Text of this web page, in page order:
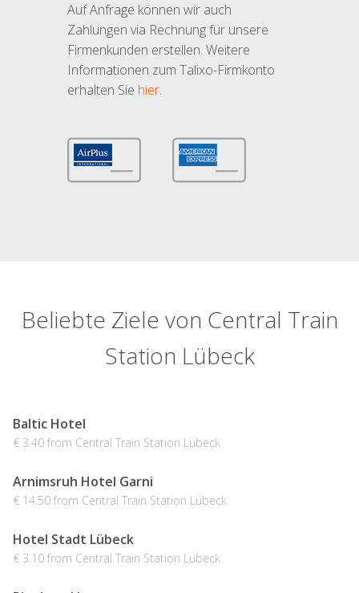
Auf Anfrage können wir auch
Zahlungen via Rechnung für unsere
Firmenkunden erstellen. Weitere
Informationen zum Talixo-Firmkonto
erhalten Sie hier.
Beliebte Ziele von Central Train
Station Lübeck
Baltic Hotel
€ 3.40 from Central Train Station Lübeck
Arnimsruh Hotel Garni
€ 14.50 from Central Train Station Lübeck
Hotel Stadt Lübeck
€ 3.10 from Central Train Station Lübeck